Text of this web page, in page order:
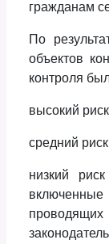
гражданам
По
объектов
контроля
высокий
средний
низкий